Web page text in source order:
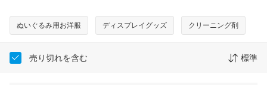
ぬいぐるみ用お洋服 ディスプレイグッズ クリーニング剤
売り切れを含む 標準